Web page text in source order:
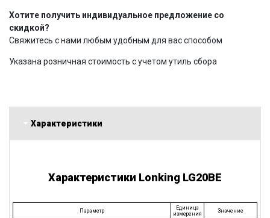
Хотите получить индивидуальное предложение со
скидкой?
Свяжитесь с нами любым удобным для вас способом
Указана розничная стоимость с учетом утиль сбора
Характеристики
Характеристики Lonking LG20BE
Параметр
Единица
измерения
Значение